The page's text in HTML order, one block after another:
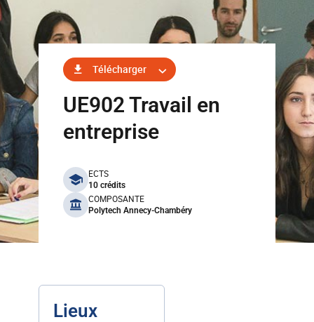
Télécharger
UE902 Travail en
entreprise
benefits
ECTS
10 crédits
COMPOSANTE
Polytech Annecy-Chambéry
Lieux